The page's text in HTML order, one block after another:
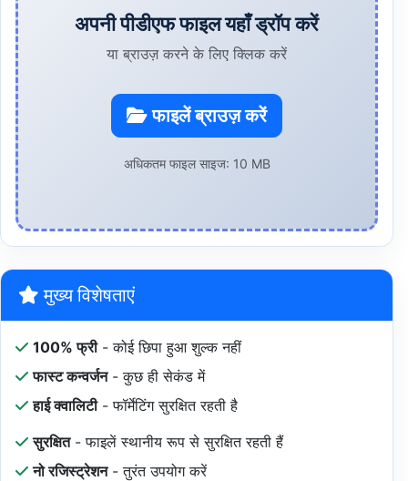
अपनी पीडीएफ फाइल यहाँ ड्रॉप करें
या ब्राउज़ करने के लिए क्लिक करें
फाइलें ब्राउज़ करें
अधिकतम फाइल साइज: 10 MB
मुख्य विशेषताएं
100% फ्री- कोई छिपा हुआ शुल्क नहीं
फास्ट कन्वर्जन- कुछ ही सेकंड में
हाई क्वालिटी- फॉर्मेटिंग सुरक्षित रहती है
सुरक्षित- फाइलें स्थानीय रूप से सुरक्षित रहती हैं
नो रजिस्ट्रेशन- तुरंत उपयोग करें